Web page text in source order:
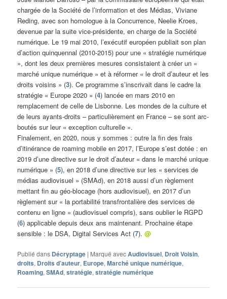
chargée de la Société de l’information et des Médias, Viviane
Reding, avec son homologue à la Concurrence, Neelie Kroes,
devenue par la suite vice-présidente, en charge de la Société
numérique. Le 19 mai 2010, l’exécutif européen publiait son plan
d’action quinquennal (2010-2015) pour une « stratégie numérique
», dont les deux premières mesures consistaient à créer un «
marché unique numérique » et à réformer « le droit d’auteur et les
droits voisins » (3). Ce programme s’inscrivait dans le cadre la
stratégie « Europe 2020 » (4) lancée en mars 2010 en
remplacement de celle de Lisbonne. Les mondes de la culture et
de leurs ayants-droits – particulièrement en France – se sont arc-
boutés sur leur « exception culturelle ».
Finalement, en 2020, nous y sommes : outre la fin des frais
d’itinérance de roaming mobile en 2017, l’Europe s’est dotée : en
2019 d’une directive sur le droit d’auteur « dans le marché unique
numérique » (5), en 2018 d’une directive sur les « services de
médias audiovisuel » (SMAd), en 2018 aussi d’un règlement
mettant fin au géo-blocage (hors audiovisuel), en 2017 d’un
règlement sur « la portabilité transfrontalière des services de
contenu en ligne » (audiovisuel compris), sans oublier le RGPD
(6) applicable depuis deux ans maintenant. Prochaine étape
sensible : le DSA, Digital Services Act (7).@
Publié dans Décryptage | Marqué avecAudiovisuel, Droit Voisin,
droits, Droits d’auteur, Europe,Marché unique numérique,
Roaming,SMAd,stratégie,stratégie numérique